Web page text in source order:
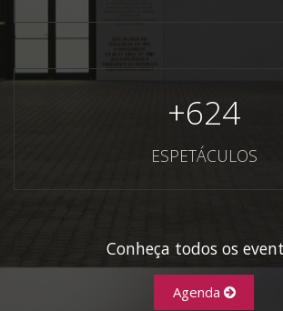
+624
ESPETÁCULOS
Conheça todos os
Agenda